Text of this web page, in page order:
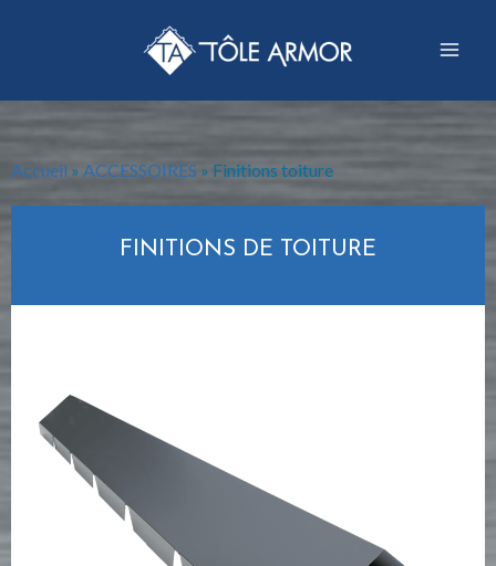
Accueil » ACCESSOIRES » Finitions toiture
FINITIONS DE TOITURE